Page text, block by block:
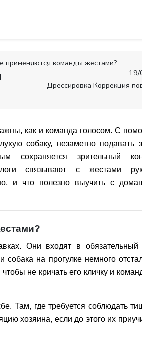
применяются команды жестами?
Дрессировка Коррекция
как и команда голосом. С
собаку, незаметно подавать
сохраняется зрительный
связывают с жестами
и что полезно выучить с
Они входят в обязательный
на прогулке немного
не кричать его кличку и
Там, где требуется соблюдать
хозяина, если до этого их